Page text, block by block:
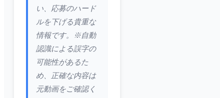
い、応募のハード
ルを下げる貴重な
情報です。※自動
認識による誤字の
可能性があるた
め、正確な内容は
元動画をご確認く